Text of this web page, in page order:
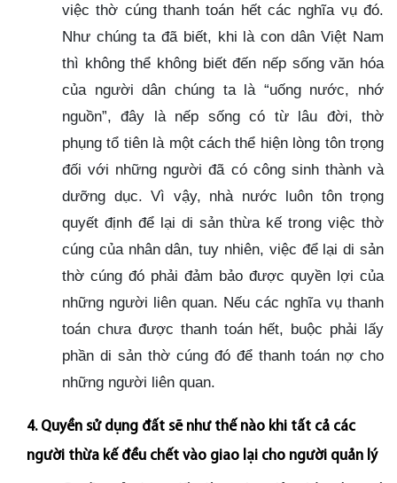
việc thờ cúng thanh toán hết các nghĩa vụ đó.
Như chúng ta đã biết, khi là con dân Việt Nam
thì không thể không biết đến nếp sống văn hóa
của người dân chúng ta là “uống nước, nhớ
nguồn”, đây là nếp sống có từ lâu đời, thờ
phụng tổ tiên là một cách thể hiện lòng tôn trọng
đối với những người đã có công sinh thành và
dưỡng dục. Vì vậy, nhà nước luôn tôn trọng
quyết định để lại di sản thừa kế trong việc thờ
cúng của nhân dân, tuy nhiên, việc để lại di sản
thờ cúng đó phải đảm bảo được quyền lợi của
những người liên quan. Nếu các nghĩa vụ thanh
toán chưa được thanh toán hết, buộc phải lấy
phần di sản thờ cúng đó để thanh toán nợ cho
những người liên quan.
4. Quyền sử dụng đất sẽ như thế nào khi tất cả các
người thừa kế đều chết vào giao lại cho người quản lý